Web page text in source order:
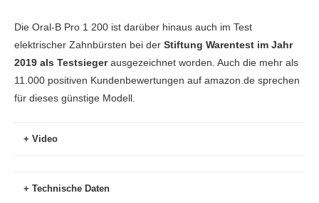
Die Oral-B Pro 1 200 ist darüber hinaus auch im Test
elektrischer Zahnbürsten bei der Stiftung Warentest im Jahr
2019 als Testsiegerausgezeichnet worden. Auch die mehr als
11.000 positiven Kundenbewertungen auf amazon.de sprechen
für dieses günstige Modell.
Video
Technische Daten